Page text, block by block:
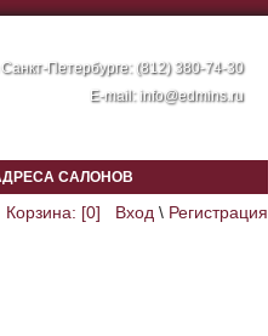
Петербурге: (812) 380-74-30
E-mail: info@edmins.ru
САЛОНОВ
Корзина: [0] Вход \ Регистрация